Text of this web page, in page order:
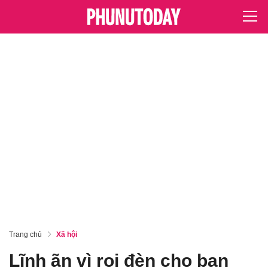
Trang chủ Xã hội
Lĩnh ãn vì rọi đèn cho bạn